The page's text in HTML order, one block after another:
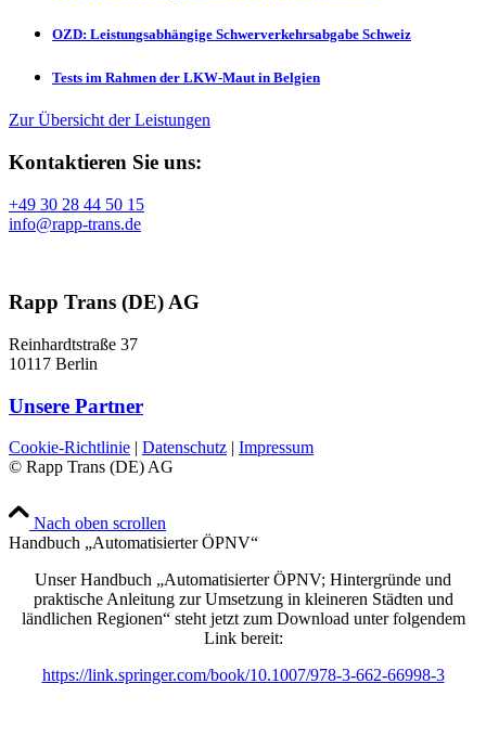
OZD: Leistungsabhängige Schwerverkehrsabgabe Schweiz
Tests im Rahmen der LKW-Maut in Belgien
Zur Übersicht der Leistungen
Kontaktieren Sie uns:
+49 30 28 44 50 15
info@rapp-trans.de
Rapp Trans (DE) AG
Reinhardtstraße 37
10117 Berlin
Unsere Partner
Cookie-Richtlinie | Datenschutz | Impressum
© Rapp Trans (DE) AG
Nach oben scrollen
Handbuch „Automatisierter ÖPNV“
Unser Handbuch „Automatisierter ÖPNV; Hintergründe und
praktische Anleitung zur Umsetzung in kleineren Städten und
ländlichen Regionen“ steht jetzt zum Download unter folgendem
Link bereit:
https://link.springer.com/book/10.1007/978-3-662-66998-3